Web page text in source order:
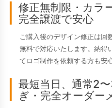
修正無制限・カラ
完全譲渡で安心
ご購入後のデザイン修正は回
無料で対応いたします。納得
てロゴ制作を依頼する方も安
最短当日、通常2
ぎ・完全オーダー